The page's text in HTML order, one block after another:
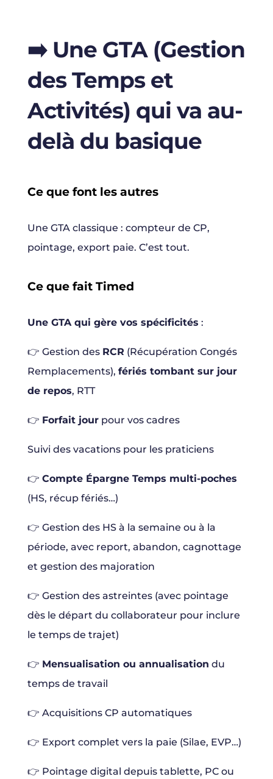
➡️Une GTA (Gestion
des Temps et
Activités) qui va au-
delà du basique
Ce que font les autres
Une GTA classique : compteur de CP,
pointage, export paie. C’est tout.
Ce que fait Timed
Une GTA qui gère vos spécificités :
👉 Gestion des RCR (Récupération Congés
Remplacements), fériés tombant sur jour
de repos, RTT
👉 Forfait jourpour vos cadres
Suivi des vacations pour les praticiens
👉 Compte Épargne Temps multi-poches
(HS, récup fériés…)
👉 Gestion des HS à la semaine ou à la
période, avec report, abandon, cagnottage
et gestion des majoration
👉 Gestion des astreintes (avec pointage
dès le départ du collaborateur pour inclure
le temps de trajet)
👉 Mensualisation ou annualisation du
temps de travail
👉 Acquisitions CP automatiques
👉 Export complet vers la paie (Silae, EVP…)
👉 Pointage digital depuis tablette, PC ou